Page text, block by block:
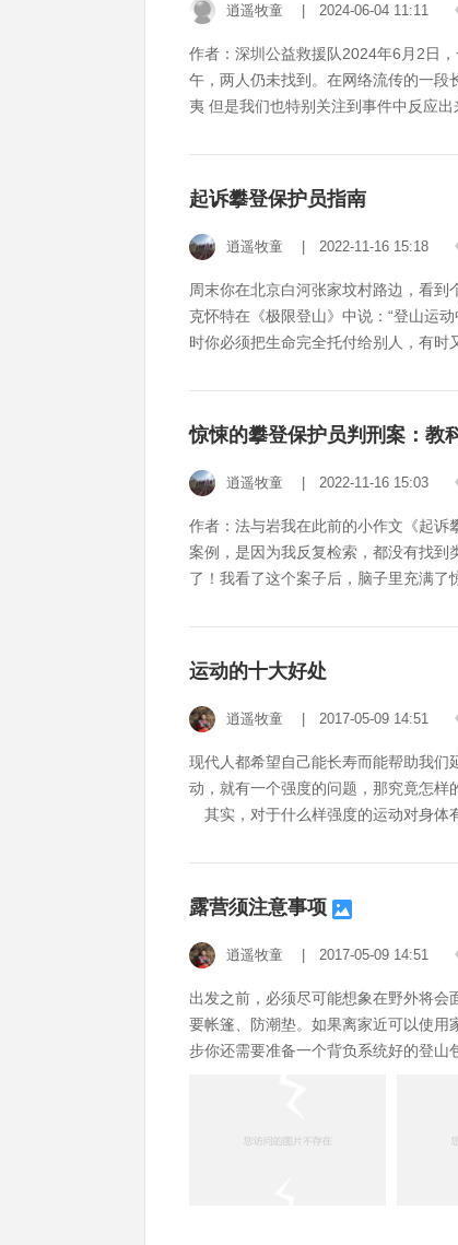
逍遥牧童 | 2024-06-04 11:11
作者：深圳公益救援队2024年6月2日
午，两人仍未找到。在网络流传的一段
夷 但是我们也特别关注到事件中反应
速度与深度（流速大于3米，深度没过
受不住这个力量；3. 只架设了一条拦截
起诉攀登保护员指南
逍遥牧童 | 2022-11-16 15:18
周末你在北京白河张家坟村路边，看
克怀特在《极限登山》中说：“登山运
时你必须把生命完全托付给别人，有
没有相互检查装备？打保护的时候看手
敢说，绝大部分人都犯过上面至少一项
惊悚的攀登保护员判刑案：教
逍遥牧童 | 2022-11-16 15:03
作者：法与岩我在此前的小作文《起诉
案例，是因为我反复检索，都没有找到
了！我看了这个案子后，脑子里充满了
拓展活动，员工自愿报名，共17人报
动的策划和“教练”，但其并无相关教练
运动的十大好处
逍遥牧童 | 2017-05-09 14:51
现代人都希望自己能长寿而能帮助我们
动，就有一个强度的问题，那究竟怎
其实，对于什么样强度的运动对身体
长寿的关系的研究。研究结果显示，
舒诺尔博士主持的这项研究，样本是
露营须注意事项
逍遥牧童 | 2017-05-09 14:51
出发之前，必须尽可能想象在野外将
要帐篷、防潮垫。如果离家近可以使用
步你还需要准备一个背负系统好的登